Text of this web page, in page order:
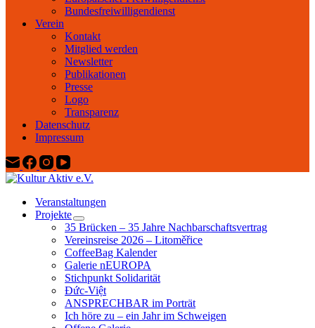
Bundesfreiwilligendienst
Verein
Kontakt
Mitglied werden
Newsletter
Publikationen
Presse
Logo
Transparenz
Datenschutz
Impressum
Veranstaltungen
Projekte
35 Brücken – 35 Jahre Nachbarschaftsvertrag
Vereinsreise 2026 – Litoměřice
CoffeeBag Kalender
Galerie nEUROPA
Stichpunkt Solidarität
Đức-Việt
ANSPRECHBAR im Porträt
Ich höre zu – ein Jahr im Schweigen